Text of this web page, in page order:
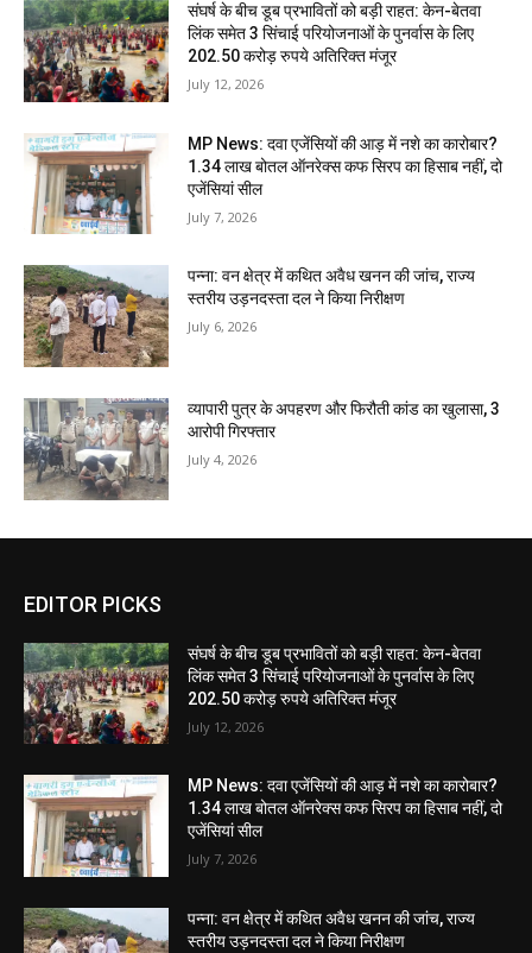
संघर्ष के बीच डूब प्रभावितों को बड़ी राहत: केन-बेतवा
लिंक समेत 3 सिंचाई परियोजनाओं के पुनर्वास के लिए
202.50 करोड़ रुपये अतिरिक्त मंजूर
July 12, 2026
MP News: दवा एजेंसियों की आड़ में नशे का कारोबार?
1.34 लाख बोतल ऑनरेक्स कफ सिरप का हिसाब नहीं, दो
एजेंसियां सील
July 7, 2026
पन्ना: वन क्षेत्र में कथित अवैध खनन की जांच, राज्य
स्तरीय उड़नदस्ता दल ने किया निरीक्षण
July 6, 2026
व्यापारी पुत्र के अपहरण और फिरौती कांड का खुलासा, 3
आरोपी गिरफ्तार
July 4, 2026
EDITOR PICKS
संघर्ष के बीच डूब प्रभावितों को बड़ी राहत: केन-बेतवा
लिंक समेत 3 सिंचाई परियोजनाओं के पुनर्वास के लिए
202.50 करोड़ रुपये अतिरिक्त मंजूर
July 12, 2026
MP News: दवा एजेंसियों की आड़ में नशे का कारोबार?
1.34 लाख बोतल ऑनरेक्स कफ सिरप का हिसाब नहीं, दो
एजेंसियां सील
July 7, 2026
पन्ना: वन क्षेत्र में कथित अवैध खनन की जांच, राज्य
स्तरीय उड़नदस्ता दल ने किया निरीक्षण